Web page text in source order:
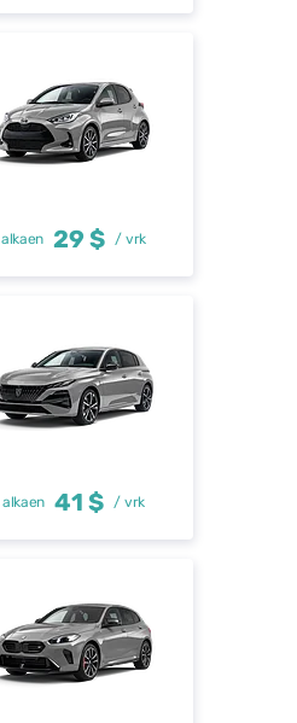
alkaen 29 $ / vrk
alkaen 41 $ / vrk